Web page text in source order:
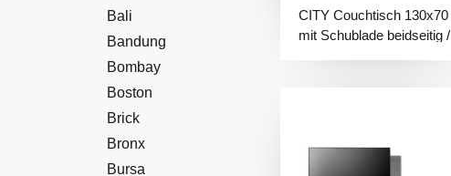
Bali
Bandung
Bombay
Boston
Brick
Bronx
Bursa
CITY Couchtisch 130x70
mit Schublade beidseitig /